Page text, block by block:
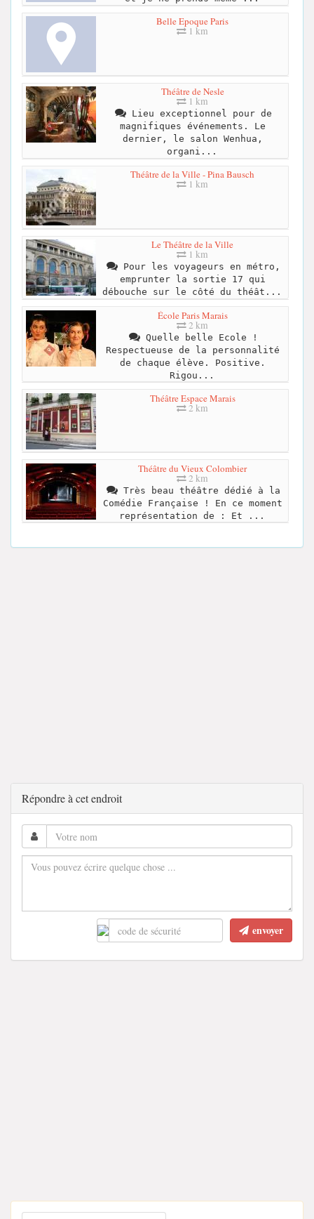
Belle Epoque Paris
1 km
Théâtre de Nesle
1 km
Lieu exceptionnel pour de
magnifiques événements. Le
dernier, le salon Wenhua,
organi...
Théâtre de la Ville - Pina Bausch
1 km
Le Théâtre de la Ville
1 km
Pour les voyageurs en métro,
emprunter la sortie 17 qui
débouche sur le côté du théât...
École Paris Marais
2 km
Quelle belle Ecole !
Respectueuse de la personnalité
de chaque élève. Positive.
Rigou...
Théâtre Espace Marais
2 km
Théâtre du Vieux Colombier
2 km
Très beau théâtre dédié à la
Comédie Française ! En ce moment
représentation de : Et ...
Répondre à cet endroit
envoyer